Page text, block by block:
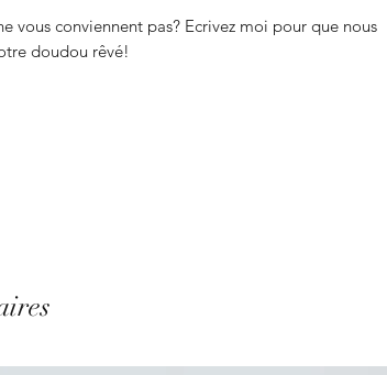
vous conviennent pas? Ecrivez moi pour que nous
doudou rêvé!